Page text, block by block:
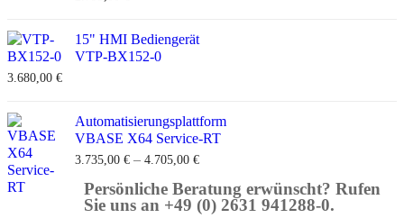
15" HMI Bediengerät
VTP-BX152-0
3.680,00 €
Automatisierungsplattform
VBASE X64 Service-RT
3.735,00 € – 4.705,00 €
Persönliche Beratung erwünscht? Rufen
Sie uns an +49 (0) 2631 941288-0.